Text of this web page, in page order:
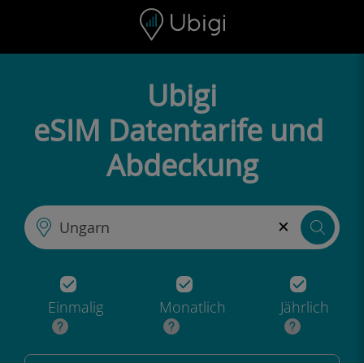
Navigationsleiste Fußzeile
Ubigi
eSIM Datentarife und
Abdeckung
×
Einmalig Monatlich Jährlich